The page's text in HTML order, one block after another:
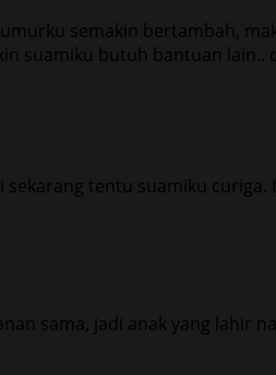
semakin bertambah,
suamiku butuh bantuan lain..
tentu suamiku
sama, jadi anak yang lahir